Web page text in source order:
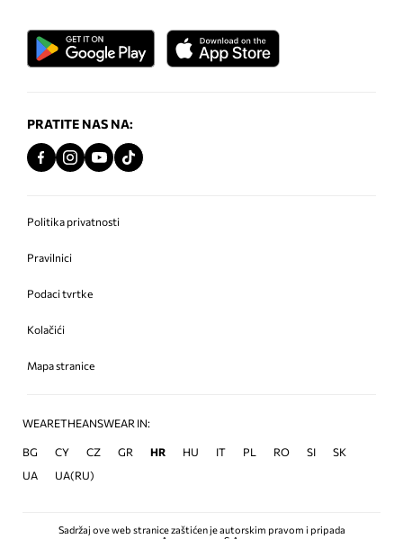
PRATITE NAS NA:
Politika privatnosti
Pravilnici
Podaci tvrtke
Kolačići
Mapa stranice
WEARETHEANSWEAR IN:
BG CY CZ GR HR HU IT PL RO SI
SK
UA
UA(RU)
Sadržaj ove web stranice zaštićen je autorskim pravom i pripada